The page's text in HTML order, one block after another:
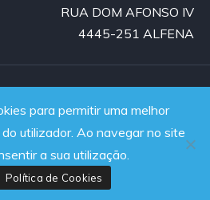
RUA DOM AFONSO IV
4445-251 ALFENA
by JanelaWeb
para permitir uma melhor
utilizador. Ao navegar no site
a sua utilização.
Política de Cookies